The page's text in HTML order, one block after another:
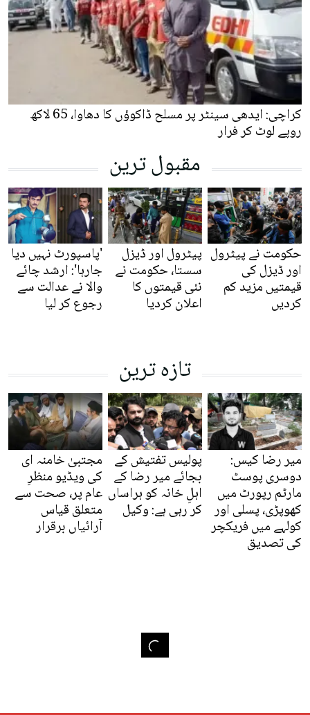
کراچی: ایدھی سینٹر پر مسلح ڈاکوؤں کا دھاوا، 65 لاکھ
روپے لوٹ کر فرار
مقبول ترین
حکومت نے پیٹرول
اور ڈیزل کی
قیمتیں مزید کم
کردیں
پیٹرول اور ڈیزل
سستا، حکومت نے
نئی قیمتوں کا
اعلان کردیا
'پاسپورٹ نہیں دیا
جارہا': ارشد چائے
والا نے عدالت سے
رجوع کر لیا
تازہ ترین
میر رضا کیس:
دوسری پوسٹ
مارٹم رپورٹ میں
کھوپڑی، پسلی اور
کولہے میں فریکچر
کی تصدیق
پولیس تفتیش کے
بجائے میر رضا کے
اہلِ خانہ کو ہراساں
کر رہی ہے: وکیل
مجتبیٰ خامنہ ای
کی ویڈیو منظرِ
عام پر، صحت سے
متعلق قیاس
آرائیاں برقرار